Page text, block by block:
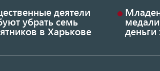
деятели
убрать семь
в Харькове
медали
деньги